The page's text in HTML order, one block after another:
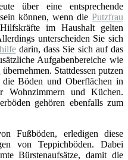
über eine entsprechende
können, wenn die Putzfrau
im Haushalt gelten
unterscheiden Sie sich
darin, dass Sie sich auf das
Aufgabenbereiche wie
übernehmen. Stattdessen putzen
die Böden und Oberflächen in
Wohnzimmern und Küchen.
gehören ebenfalls zum
Fußböden, erledigen diese
von Teppichböden. Dabei
Bürstenaufsätze, damit die